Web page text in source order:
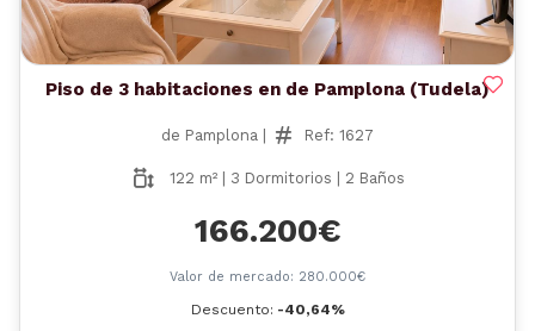
Piso de 3 habitaciones en de Pamplona (Tudela)
de Pamplona | Ref: 1627
122 m² | 3 Dormitorios | 2 Baños
166.200€
Valor de mercado: 280.000€
Descuento: -40,64%